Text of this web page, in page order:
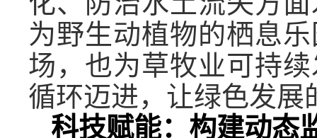
为野生动植物的栖息
场，也为草牧业可持
循环迈进，让绿色发展
科技赋能：构建动态